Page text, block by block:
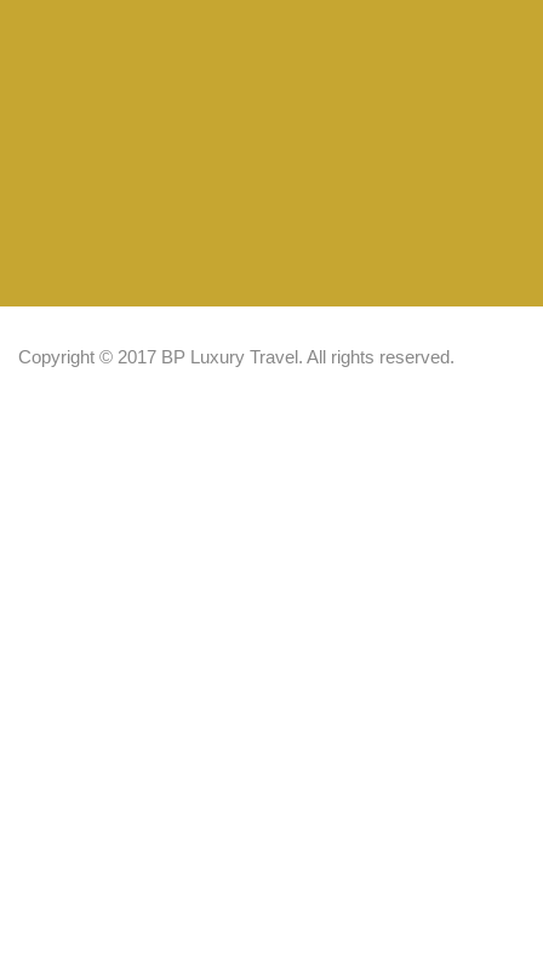
Copyright © 2017 BP Luxury Travel. All rights reserved.